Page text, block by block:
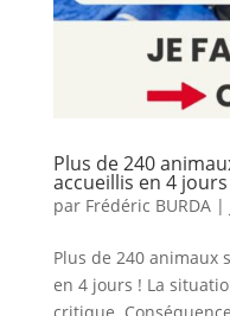
Plus de 240
accueillis en 4 jours
par Frédéric BURDA|
Plus de 240 animaux
en 4 jours ! La